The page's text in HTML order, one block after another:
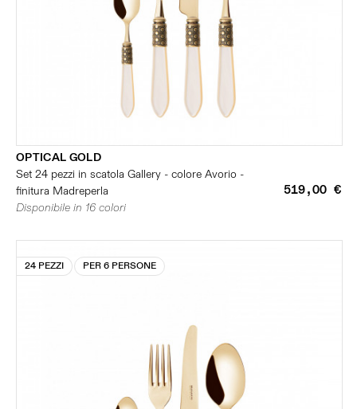
OPTICAL GOLD
Set 24 pezzi in scatola Gallery - colore Avorio -
finitura Madreperla
519,00 €
Disponibile in 16 colori
24 PEZZI PER 6 PERSONE